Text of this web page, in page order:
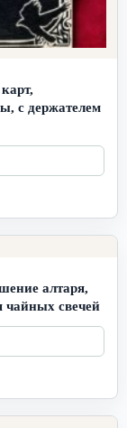
с держателем
алтаря,
чайных свечей